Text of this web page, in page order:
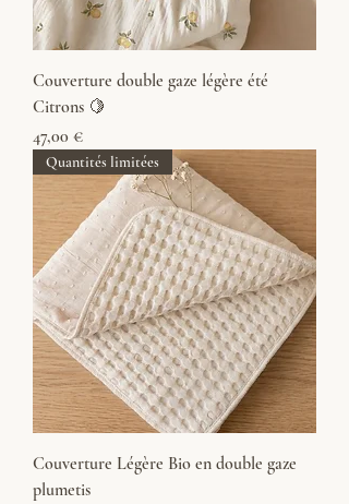
Couverture double gaze légère été
Citrons 🍋
Prix
47,00 €
Quantités limitées
Couverture Légère Bio en double gaze
plumetis